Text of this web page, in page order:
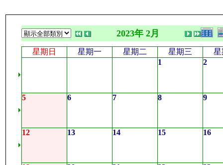
2023年 2月
星期日 星期一 星期二 星期三
星
1
2
5 6 7 8 9
12 13 14 15 16